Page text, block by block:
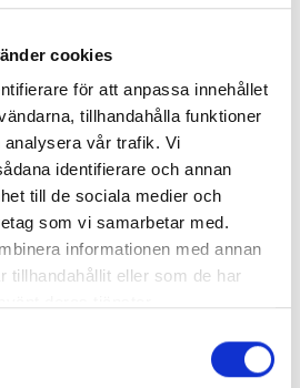
cookies
för att anpassa innehållet
tillhandahålla funktioner
vår trafik. Vi
identifierare och annan
till de sociala medier och
som vi samarbetar med.
informationen med annan
tillhandahållit eller som de har
för redaktion
vi – och våra chefer